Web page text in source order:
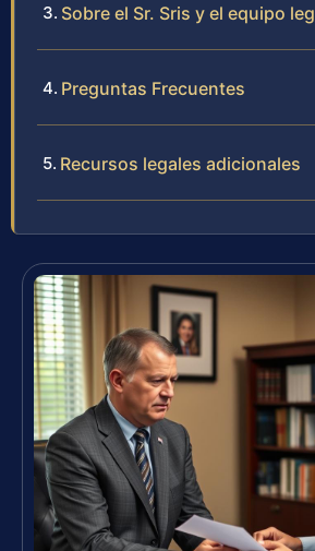
Sobre el Sr. Sris y el equipo
Preguntas Frecuentes
Recursos legales adicionales